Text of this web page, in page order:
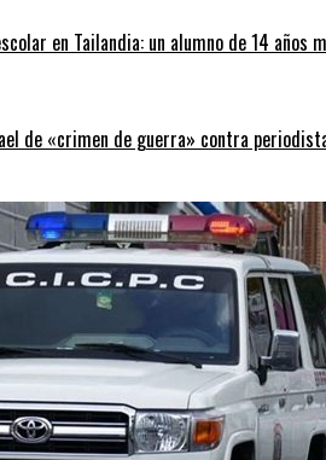
en Tailandia: un alumno de 14 años
de «crimen de guerra» contra